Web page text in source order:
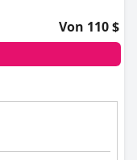
Von 110 $